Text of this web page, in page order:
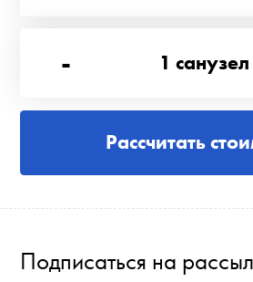
- 1 санузел
Рассчитать
Подписаться на